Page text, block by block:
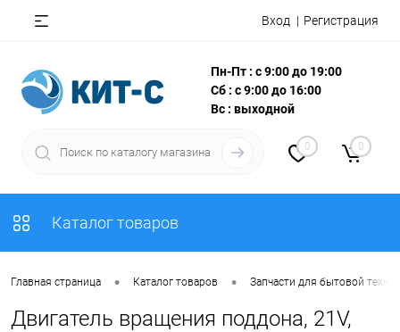
Вход Регистрация
Пн-Пт : с 9:00 до 19:00
Сб : с 9:00 до 16:00
Вс : выходной
0 0
Каталог товаров
Главная страница • Каталог товаров • Запчасти для бытовой
Двигатель вращения поддона, 21V,